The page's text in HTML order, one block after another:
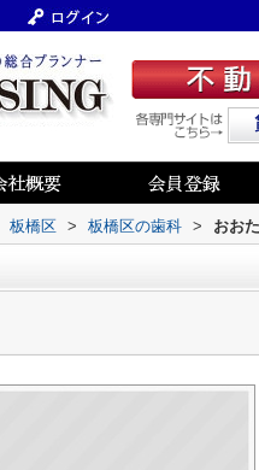
板橋区 > 板橋区の歯科 > おお